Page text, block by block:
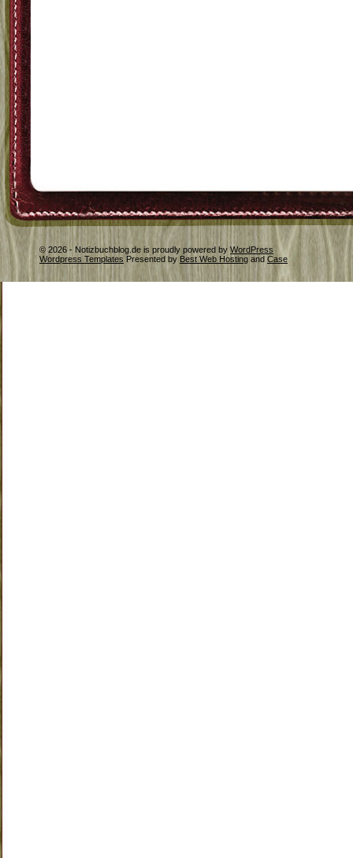
© 2026 - Notizbuchblog.de is proudly powered by WordPress
Wordpress Templates Presented by Best Web Hosting and Case